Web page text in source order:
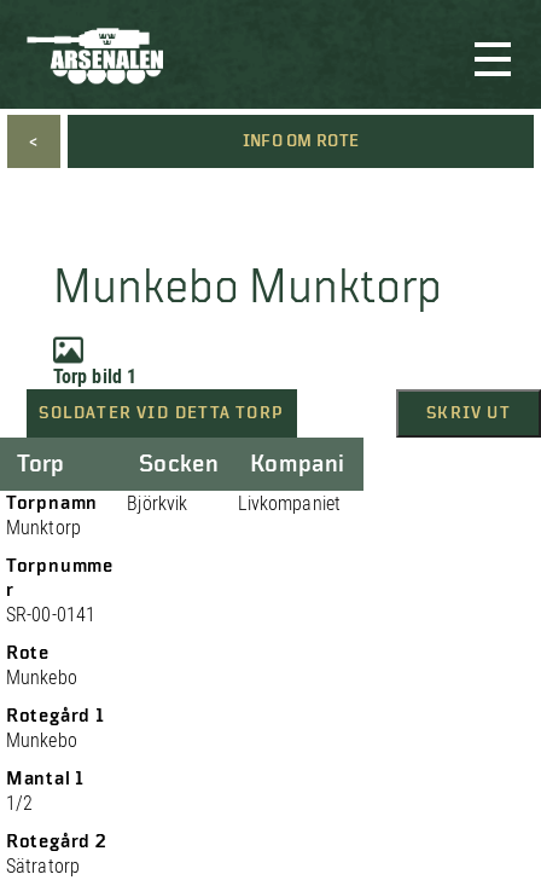
< INFO OM ROTE
Munkebo Munktorp
Torp bild 1
SOLDATER VID DETTA TORP SKRIV UT
Torp
Torpnamn
Munktorp
Torpnumme
r
SR-00-0141
Rote
Munkebo
Rotegård 1
Munkebo
Mantal 1
1/2
Rotegård 2
Sätratorp
Socken
Björkvik
Kompani
Livkompaniet